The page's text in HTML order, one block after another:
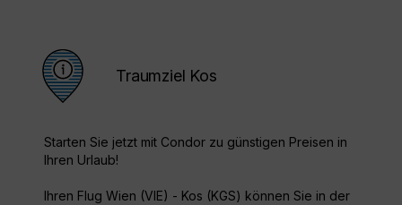
Traumziel Kos
Starten Sie jetzt mit Condor zu günstigen Preisen in
Ihren Urlaub!
Ihren Flug Wien (VIE) - Kos (KGS) können Sie in der